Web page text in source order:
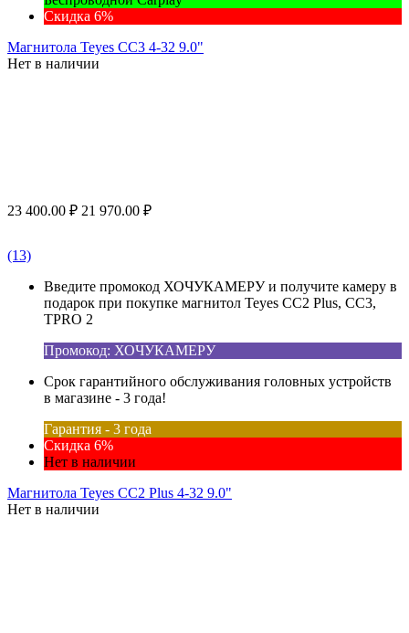
Скидка 6%
Магнитола Teyes CC3 4-32 9.0"
Нет в наличии
23 400.00 ₽ 21 970.00 ₽
(13)
Введите промокод ХОЧУКАМЕРУ и получите камеру в
подарок при покупке магнитол Teyes CC2 Plus, CC3,
TPRO 2
Промокод: ХОЧУКАМЕРУ
Срок гарантийного обслуживания головных устройств
в магазине - 3 года!
Гарантия - 3 года
Скидка 6%
Нет в наличии
Магнитола Teyes CC2 Plus 4-32 9.0"
Нет в наличии